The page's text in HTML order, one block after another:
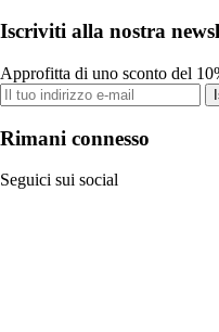
Iscriviti alla nostra
Approfitta di uno sconto del
Rimani connesso
Seguici sui social